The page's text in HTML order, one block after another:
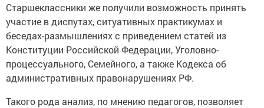
Старшеклассники же получили возможность принять
участие в диспутах, ситуативных практикумах и
беседах-размышлениях с приведением статей из
Конституции Российской Федерации, Уголовно-
процессуального, Семейного, а также Кодекса об
административных правонарушениях РФ.
Такого рода анализ, по мнению педагогов, позволяет